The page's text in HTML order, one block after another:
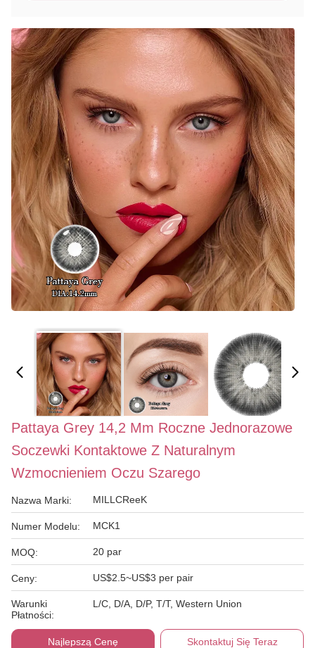
Pattaya Grey 14,2 Mm Roczne Jednorazowe
Soczewki Kontaktowe Z Naturalnym
Wzmocnieniem Oczu Szarego
Nazwa Marki: MILLCReeK
Numer Modelu: MCK1
MOQ: 20 par
Ceny: US$2.5~US$3 per pair
Warunki
Płatności:
L/C, D/A, D/P, T/T, Western Union
Najlepszą Cenę Skontaktuj Się Teraz